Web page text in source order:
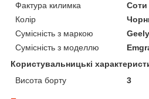
Фактура килимка
Соти
Колір
Сумісність з маркою
Geely
Сумісність з моделлю
Користувальницькі
Висота борту
3